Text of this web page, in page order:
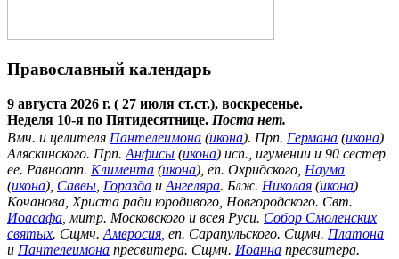
Православный календарь
9 августа 2026 г. ( 27 июля ст.ст.), воскресенье.
Неделя 10-я по Пятидесятнице. Поста нет.
Вмч. и целителя Пантелеимона (икона). Прп. Германа (икона)
Аляскинского. Прп. Анфисы (икона) исп., игумении и 90 сестер
ее. Равноапп. Климента (икона), еп. Охридского, Наума
(икона), Саввы Горазда и Ангеляра. Блж. Николая (икона)
Кочанова, Христа ради юродивого, Новгородского. Свт.
Иоасафа , митр. Московского и всея Руси. Собор Смоленских
святых. Сщмч. Амвросия , еп. Сарапульского. Сщмч. Платона
и Пантелеимона пресвитера. Сщмч. Иоанна пресвитера.